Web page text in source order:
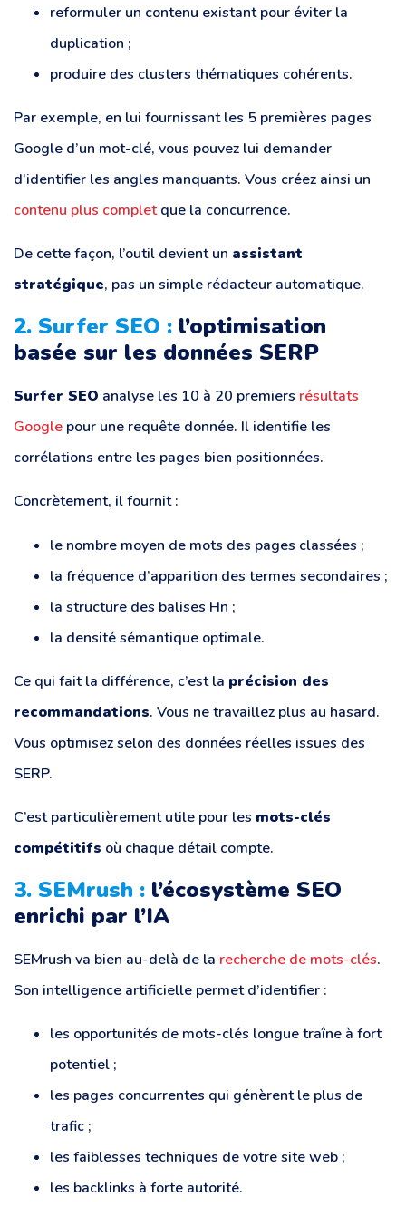
reformuler un contenu existant pour éviter la
duplication ;
produire des clusters thématiques cohérents.
Par exemple, en lui fournissant les 5 premières pages
Google d’un mot-clé, vous pouvez lui demander
d’identifier les angles manquants. Vous créez ainsi un
contenu plus completque la concurrence.
De cette façon, l’outil devient un assistant
stratégique, pas un simple rédacteur automatique.
2. Surfer SEO : l’optimisation
basée sur les données SERP
Surfer SEO analyse les 10 à 20 premiers résultats
Google pour une requête donnée. Il identifie les
corrélations entre les pages bien positionnées.
Concrètement, il fournit :
le nombre moyen de mots des pages classées ;
la fréquence d’apparition des termes secondaires ;
la structure des balises Hn ;
la densité sémantique optimale.
Ce qui fait la différence, c’est la précision des
recommandations. Vous ne travaillez plus au hasard.
Vous optimisez selon des données réelles issues des
SERP.
C’est particulièrement utile pour les mots-clés
compétitifs où chaque détail compte.
3. SEMrush : l’écosystème SEO
enrichi par l’IA
SEMrush va bien au-delà de la recherche de mots-clés.
Son intelligence artificielle permet d’identifier :
les opportunités de mots-clés longue traîne à fort
potentiel ;
les pages concurrentes qui génèrent le plus de
trafic ;
les faiblesses techniques de votre site web ;
les backlinks à forte autorité.